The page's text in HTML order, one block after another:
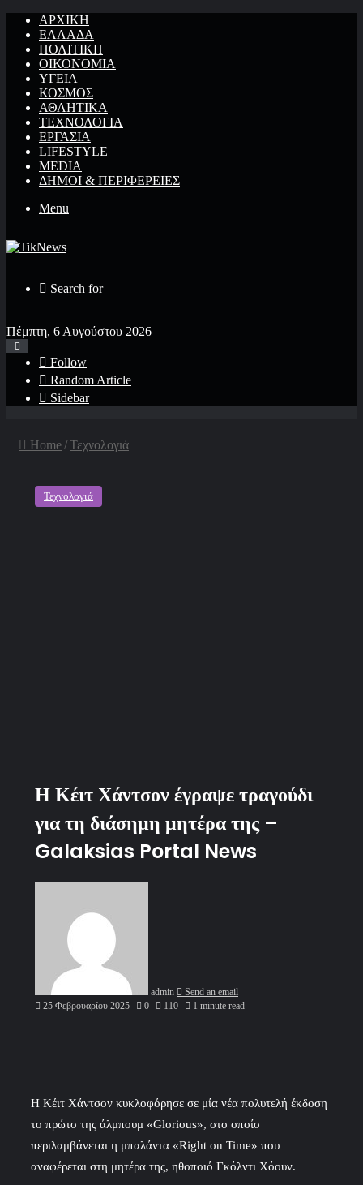
ΑΡΧΙΚΉ
ΕΛΛΆΔΑ
ΠΟΛΙΤΙΚΉ
ΟΙΚΟΝΟΜΊΑ
ΥΓΕΊΑ
ΚΌΣΜΟΣ
ΑΘΛΗΤΙΚΆ
ΤΕΧΝΟΛΟΓΙΆ
ΕΡΓΑΣΊΑ
LIFESTYLE
MEDIA
ΔΉΜΟΙ & ΠΕΡΙΦΈΡΕΙΕΣ
Menu
Search for
Πέμπτη, 6 Αυγούστου 2026
Follow
Random Article
Sidebar
Home/Τεχνολογιά
Τεχνολογιά
Η Κέιτ Χάντσον έγραψε τραγούδι
για τη διάσημη μητέρα της –
Galaksias Portal News
admin
Send an email
25 Φεβρουαρίου 2025
0 110 1 minute read
Η Κέιτ Χάντσον κυκλοφόρησε σε μία νέα πολυτελή έκδοση
το πρώτο της άλμπουμ «Glorious», στο οποίο
περιλαμβάνεται η μπαλάντα «Right on Time» που
αναφέρεται στη μητέρα της, ηθοποιό Γκόλντι Χόουν.